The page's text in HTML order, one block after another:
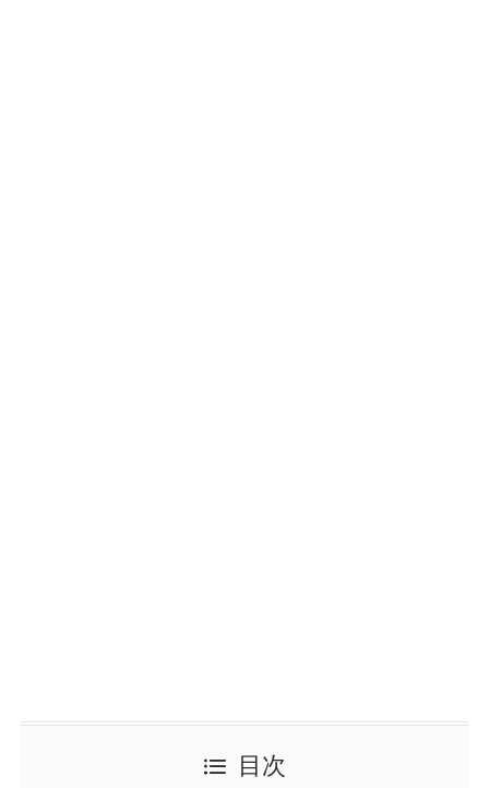
目次